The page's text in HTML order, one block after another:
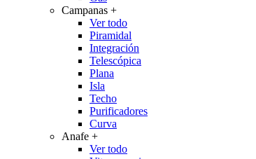
Campanas +
Ver todo
Piramidal
Integración
Telescópica
Plana
Isla
Techo
Purificadores
Curva
Anafe +
Ver todo